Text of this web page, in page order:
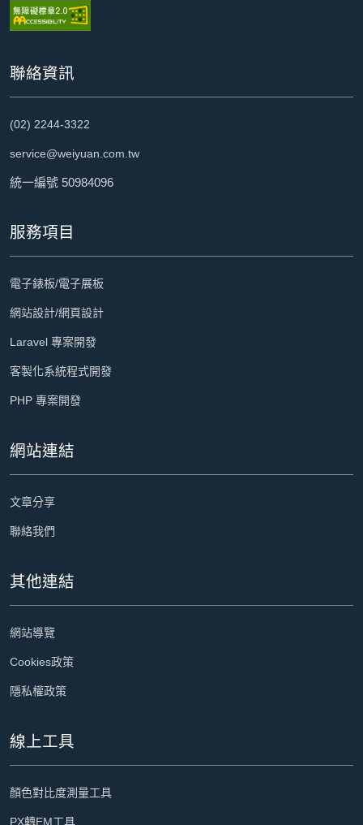
聯絡資訊
(02) 2244-3322
service@weiyuan.com.tw
統一編號 50984096
服務項目
電子錶板/電子展板
網站設計/網頁設計
Laravel 專案開發
客製化系統程式開發
PHP 專案開發
網站連結
文章分享
聯絡我們
其他連結
網站導覽
Cookies政策
隱私權政策
線上工具
顏色對比度測量工具
PX轉EM工具